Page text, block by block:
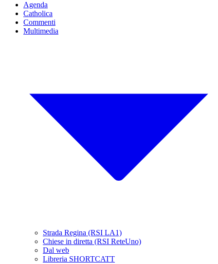
Agenda
Catholica
Commenti
Multimedia
Strada Regina (RSI LA1)
Chiese in diretta (RSI ReteUno)
Dal web
Libreria SHORTCATT